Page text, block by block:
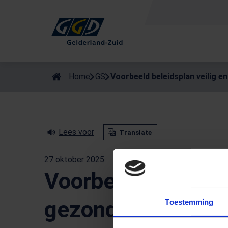
Toestemming
Als de resultaten voor automatisch aanvullen beschikbaar
Home GS Voorbeeld beleidsplan veilig
Lees voor Translate
27 oktober 2025
Voorbeeld
gezond